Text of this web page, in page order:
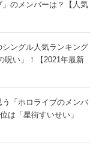
のメンバーは？【人気
シングル人気ランキング
い」！【2021年最新
う「ホロライブのメンバ
は「星街すいせい」